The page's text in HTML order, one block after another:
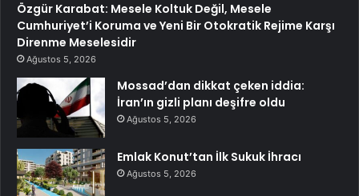
Özgür Karabat: Mesele Koltuk Değil, Mesele
Cumhuriyet’i Koruma ve Yeni Bir Otokratik Rejime Karşı
Direnme Meselesidir
Ağustos 5, 2026
Mossad’dan dikkat çeken iddia:
İran’ın gizli planı deşifre oldu
Ağustos 5, 2026
Emlak Konut’tan İlk Sukuk İhracı
Ağustos 5, 2026